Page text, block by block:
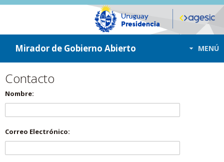
ir a contenido
ir al menú
Mirador de Gobierno Abierto MENÚ
Contacto
Nombre:
Correo Electrónico: